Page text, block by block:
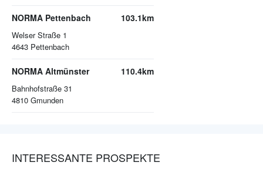
NORMA Pettenbach
Welser Straße 1
4643 Pettenbach
103.1km
NORMA Altmünster
Bahnhofstraße 31
4810 Gmunden
110.4km
INTERESSANTE PROSPEKTE